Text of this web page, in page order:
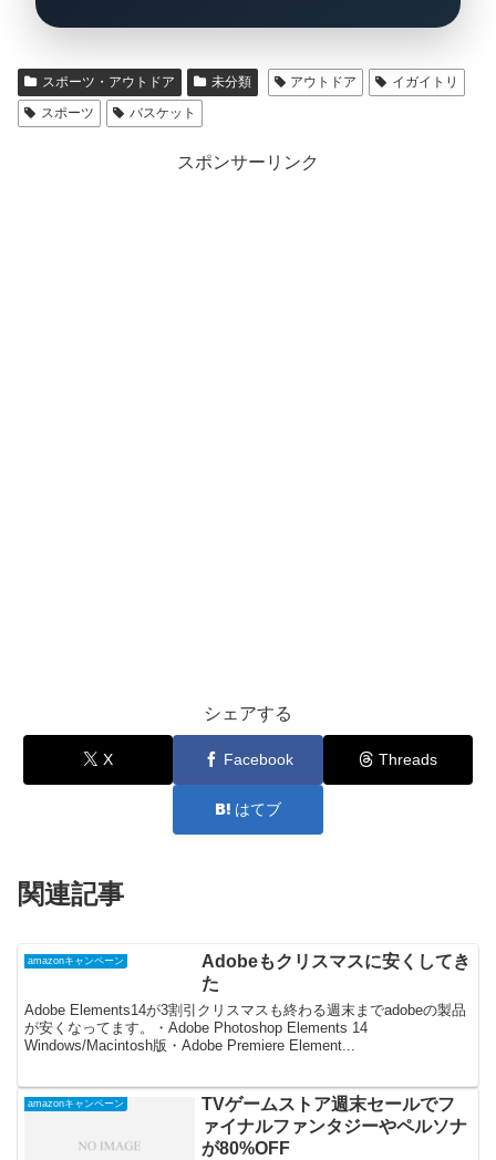
スポーツ・アウトドア 未分類 アウトドア
イガイトリ
スポーツ
バスケット
スポンサーリンク
シェアする
X Facebook Threads
はてブ
関連記事
amazonキャンペーン
Adobeもクリスマスに安くしてき
た
Adobe Elements14が3割引クリスマスも終わる週末までadobeの製品
が安くなってます。・Adobe Photoshop Elements 14
Windows/Macintosh版・Adobe Premiere Element...
amazonキャンペーン
TVゲームストア週末セールでフ
ァイナルファンタジーやペルソナ
が80%OFF